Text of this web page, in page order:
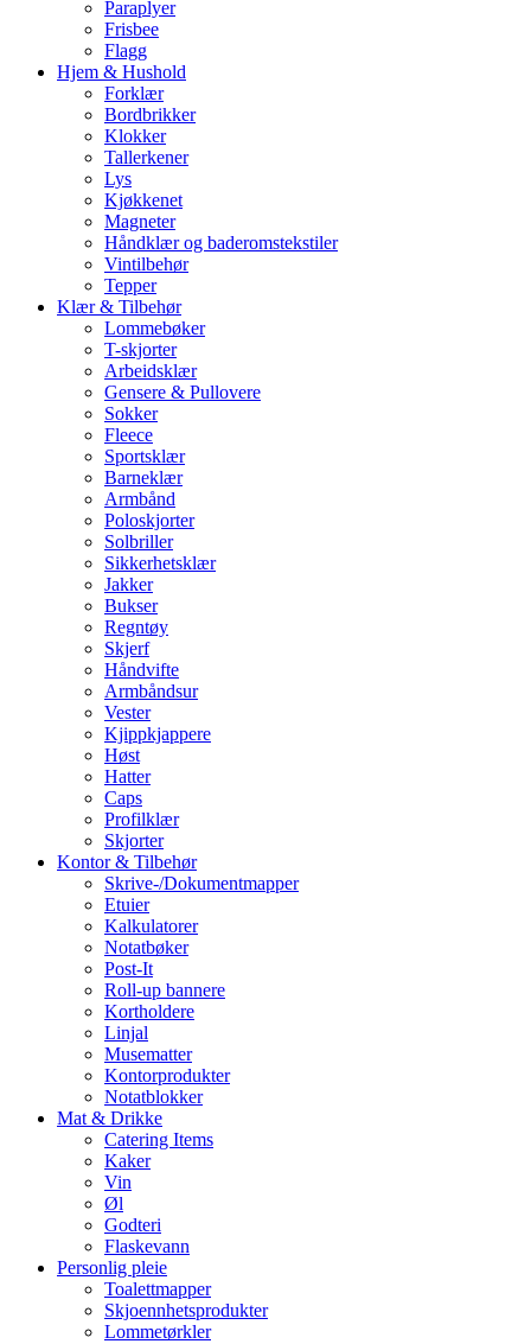
Paraplyer
Frisbee
Flagg
Hjem & Hushold
Forklær
Bordbrikker
Klokker
Tallerkener
Lys
Kjøkkenet
Magneter
Håndklær og baderomstekstiler
Vintilbehør
Tepper
Klær & Tilbehør
Lommebøker
T-skjorter
Arbeidsklær
Gensere & Pullovere
Sokker
Fleece
Sportsklær
Barneklær
Armbånd
Poloskjorter
Solbriller
Sikkerhetsklær
Jakker
Bukser
Regntøy
Skjerf
Håndvifte
Armbåndsur
Vester
Kjippkjappere
Høst
Hatter
Caps
Profilklær
Skjorter
Kontor & Tilbehør
Skrive-/Dokumentmapper
Etuier
Kalkulatorer
Notatbøker
Post-It
Roll-up bannere
Kortholdere
Linjal
Musematter
Kontorprodukter
Notatblokker
Mat & Drikke
Catering Items
Kaker
Vin
Øl
Godteri
Flaskevann
Personlig pleie
Toalettmapper
Skjoennhetsprodukter
Lommetørkler